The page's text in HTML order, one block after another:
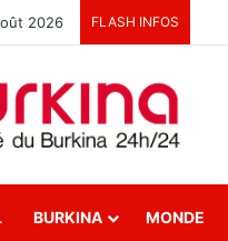
2026 FLASH INFOS
BURKINA MONDE